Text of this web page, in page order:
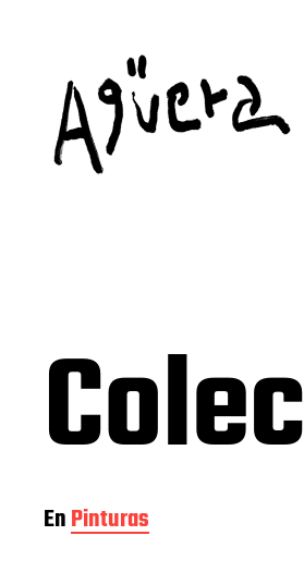
EnPinturas